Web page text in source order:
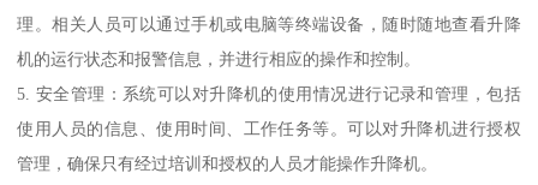
理。相关人员可以通过手机或电脑等终端设备，随时随地查看升降
机的运行状态和报警信息，并进行相应的操作和控制。
5. 安全管理：系统可以对升降机的使用情况进行记录和管理，包括
使用人员的信息、使用时间、工作任务等。可以对升降机进行授权
管理，确保只有经过培训和授权的人员才能操作升降机。